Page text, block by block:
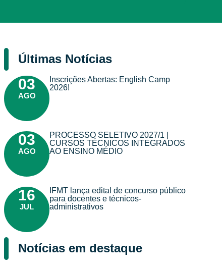
Últimas Notícias
03
AGO
Inscrições Abertas: English Camp
2026!
03
AGO
PROCESSO SELETIVO 2027/1 |
CURSOS TÉCNICOS INTEGRADOS
AO ENSINO MÉDIO
16
JUL
IFMT lança edital de concurso público
para docentes e técnicos-
administrativos
Notícias em destaque